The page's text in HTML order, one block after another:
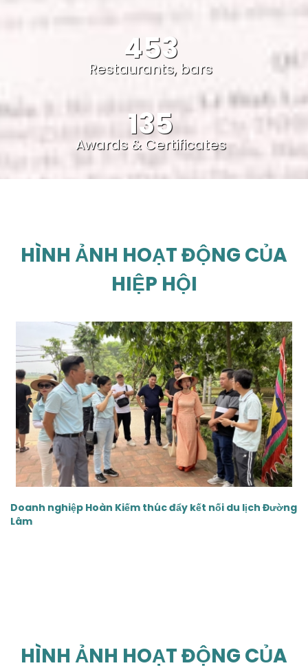
453
Restaurants, bars
135
Awards & Certificates
HÌNH ẢNH HOẠT ĐỘNG CỦA
HIỆP HỘI
Doanh nghiệp Hoàn Kiếm thúc đẩy kết nối du lịch Đường
Lâm
‹ ›
HÌNH ẢNH HOẠT ĐỘNG CỦA